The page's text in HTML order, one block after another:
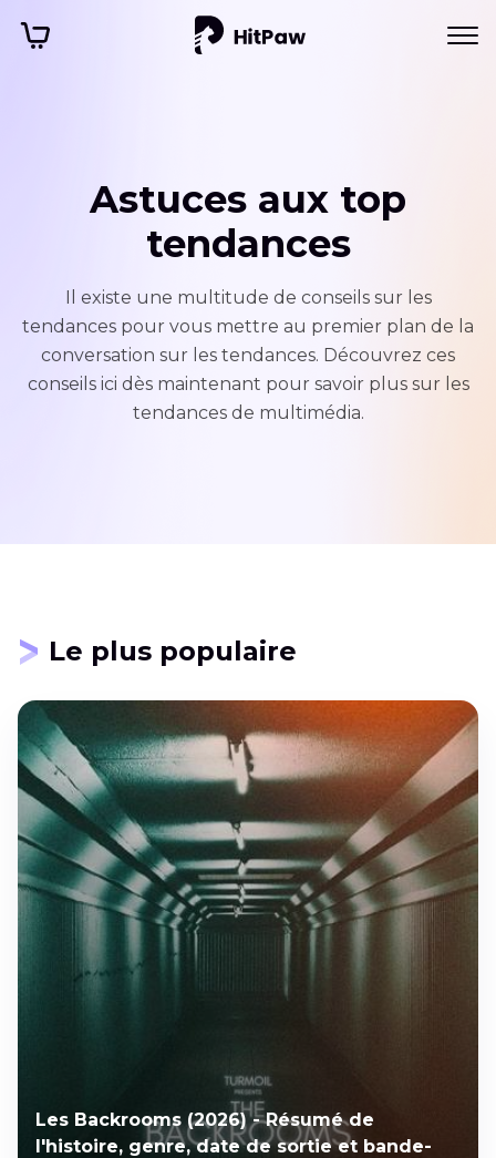
Astuces aux top
tendances
Il existe une multitude de conseils sur les
tendances pour vous mettre au premier plan de la
conversation sur les tendances. Découvrez ces
conseils ici dès maintenant pour savoir plus sur les
tendances de multimédia.
Le plus populaire
Les Backrooms (2026) - Résumé de
l'histoire, genre, date de sortie et bande-